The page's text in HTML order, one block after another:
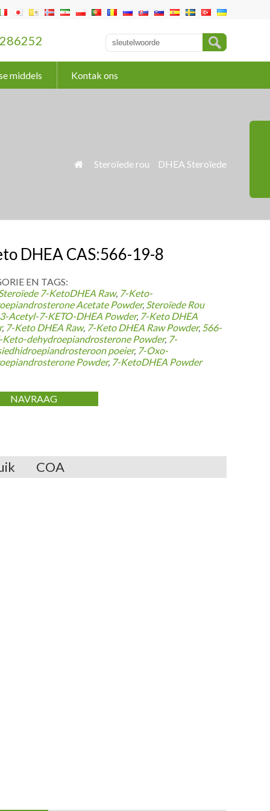
middels Kontak ons
 Steroïede rou DHEA Steroïede
DHEA CAS:566-19-8
EN TAGS:
7-KetoDHEA Raw, 7-Keto-
Acetate Powder, Steroïede Rou
3-Acetyl-7-KETO-DHEA Powder, 7-Keto DHEA
, 7-Keto DHEA Raw, 7-Keto DHEA Raw Powder, 566-
Keto-dehydroepiandrosterone Powder, 7-
poeier, 7-Oxo-
Powder, 7-KetoDHEA Powder
NAVRAAG
COA